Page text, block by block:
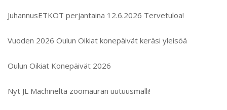
JuhannusETKOT perjantaina 12.6.2026 Tervetuloa!
Vuoden 2026 Oulun Oikiat konepäivät keräsi yleisöä
Oulun Oikiat Konepäivät 2026
Nyt JL Machinelta zoomauran uutuusmalli!